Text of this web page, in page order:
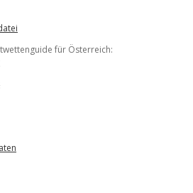
für Österreich: